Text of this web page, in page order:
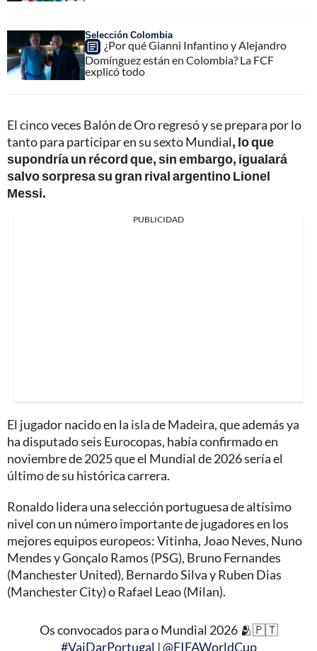
Selección Colombia
¿Por qué Gianni Infantino y Alejandro
Domínguez están en Colombia? La FCF
explicó todo
El cinco veces Balón de Oro regresó y se prepara por lo
tanto para participar en su sexto Mundial, lo que
supondría un récord que, sin embargo, igualará
salvo sorpresa su gran rival argentino Lionel
Messi.
PUBLICIDAD
El jugador nacido en la isla de Madeira, que además ya
ha disputado seis Eurocopas, había confirmado en
noviembre de 2025 que el Mundial de 2026 sería el
último de su histórica carrera.
Ronaldo lidera una selección portuguesa de altísimo
nivel con un número importante de jugadores en los
mejores equipos europeos: Vitinha, Joao Neves, Nuno
Mendes y Gonçalo Ramos (PSG), Bruno Fernandes
(Manchester United), Bernardo Silva y Ruben Dias
(Manchester City) o Rafael Leao (Milan).
Os convocados para o Mundial 2026 🫂🇵🇹
#VaiDarPortugal |@FIFAWorldCup